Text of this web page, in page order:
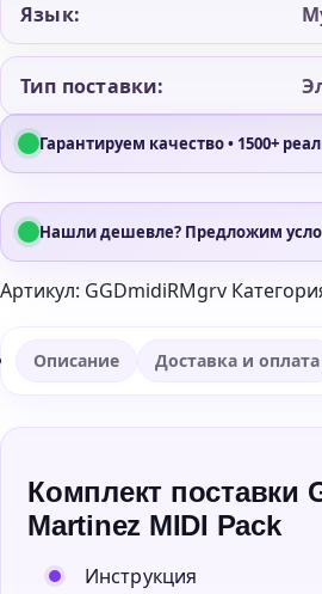
Язык:
Тип поставки:
Гарантируем качество • 1500+
Нашли дешевле? Предложим
Артикул: GGDmidiRMgrv
Описание Доставка и оплата
Комплект поставки
Martinez MIDI Pack
Инструкция